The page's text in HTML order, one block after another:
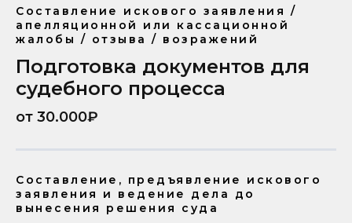
Составление искового заявления /
апелляционной или кассационной
жалобы / отзыва / возражений
Подготовка документов для
судебного процесса
от 30.000₽
Составление, предъявление искового
заявления и ведение дела до
вынесения решения суда